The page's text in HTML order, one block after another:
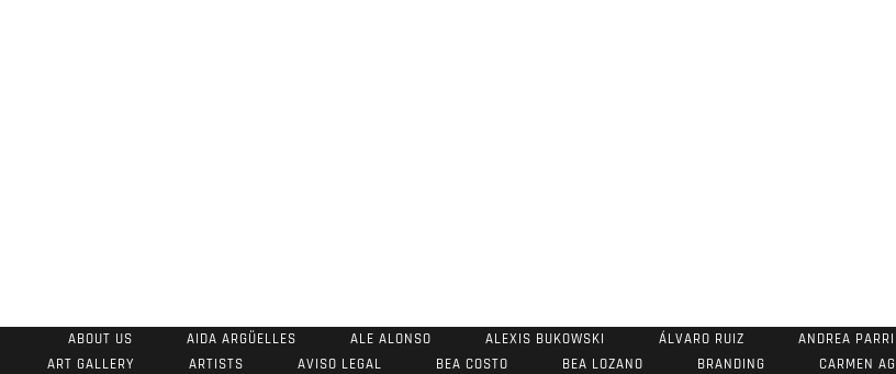
ABOUT US AIDA ARGÜELLES ALE ALONSO ALEXIS BUKOWSKI ÁLVARO RUIZ ANDREA
ART GALLERY
ARTISTS AVISO LEGAL BEA COSTO BEA LOZANO BRANDING CARMEN